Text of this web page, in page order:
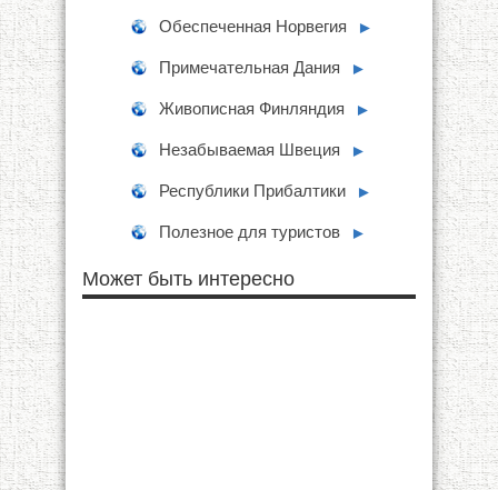
Обеспеченная Норвегия ►
Примечательная Дания ►
Живописная Финляндия ►
Незабываемая Швеция ►
Республики Прибалтики ►
Полезное для туристов ►
Может быть интересно